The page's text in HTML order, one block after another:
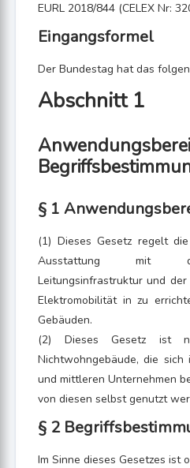
EURL 2018/844 (CELEX Nr:
Eingangsformel
Der Bundestag hat das
Abschnitt 1
§ 1
(1) Dieses Gesetz regelt
Ausstattung mit
Leitungsinfrastruktur und
Elektromobilität in zu
Gebäuden.
(2) Dieses Gesetz ist
Nichtwohngebäude, die sich
und mittleren Unternehmen
von diesen selbst genutzt
§ 2
Im Sinne dieses Gesetzes ist